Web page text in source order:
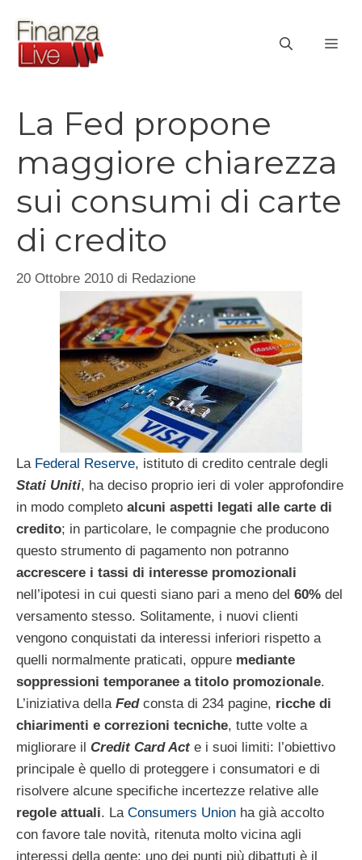
contenuto
La Fed propone
maggiore chiarezza
sui consumi di carte
di credito
20 Ottobre 2010 di Redazione
La Federal Reserve, istituto di credito centrale degli
Stati Uniti, ha deciso proprio ieri di voler approfondire
in modo completo alcuni aspetti legati alle carte di
credito; in particolare, le compagnie che producono
questo strumento di pagamento non potranno
accrescere i tassi di interesse promozionali
nell’ipotesi in cui questi siano pari a meno del 60% del
versamento stesso. Solitamente, i nuovi clienti
vengono conquistati da interessi inferiori rispetto a
quelli normalmente praticati, oppure mediante
soppressioni temporanee a titolo promozionale.
L’iniziativa della Fedconsta di 234 pagine, ricche di
chiarimenti e correzioni tecniche, tutte volte a
migliorare il Credit Card Acte i suoi limiti: l’obiettivo
principale è quello di proteggere i consumatori e di
risolvere alcune specifiche incertezze relative alle
regole attuali. La Consumers Union ha già accolto
con favore tale novità, ritenuta molto vicina agli
interessi della gente: uno dei punti più dibattuti è il